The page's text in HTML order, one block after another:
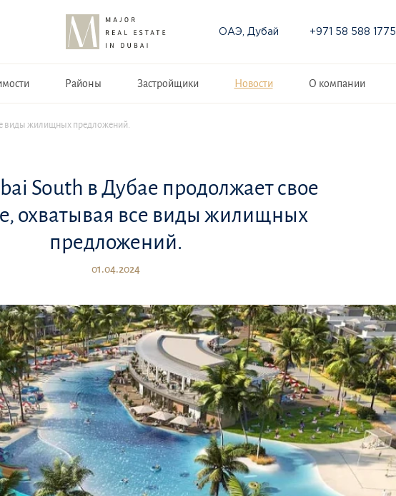
ОАЭ, Дубай +971 58 588 1775
Районы Застройщики Новости О компании
виды жилищных предложений.
South в Дубае продолжает свое
охватывая все виды жилищных
предложений.
01.04.2024